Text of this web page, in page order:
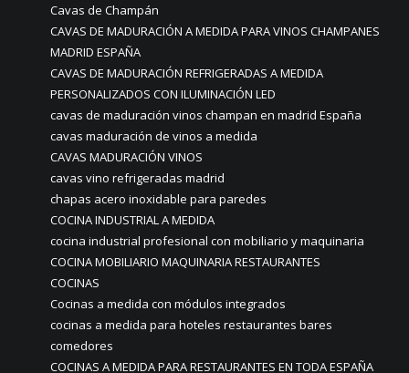
Cavas de Champán
CAVAS DE MADURACIÓN A MEDIDA PARA VINOS CHAMPANES
MADRID ESPAÑA
CAVAS DE MADURACIÓN REFRIGERADAS A MEDIDA
PERSONALIZADOS CON ILUMINACIÓN LED
cavas de maduración vinos champan en madrid España
cavas maduración de vinos a medida
CAVAS MADURACIÓN VINOS
cavas vino refrigeradas madrid
chapas acero inoxidable para paredes
COCINA INDUSTRIAL A MEDIDA
cocina industrial profesional con mobiliario y maquinaria
COCINA MOBILIARIO MAQUINARIA RESTAURANTES
COCINAS
Cocinas a medida con módulos integrados
cocinas a medida para hoteles restaurantes bares
comedores
COCINAS A MEDIDA PARA RESTAURANTES EN TODA ESPAÑA